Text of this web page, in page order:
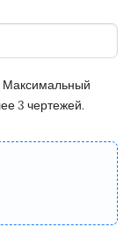
Максимальный
3 чертежей.